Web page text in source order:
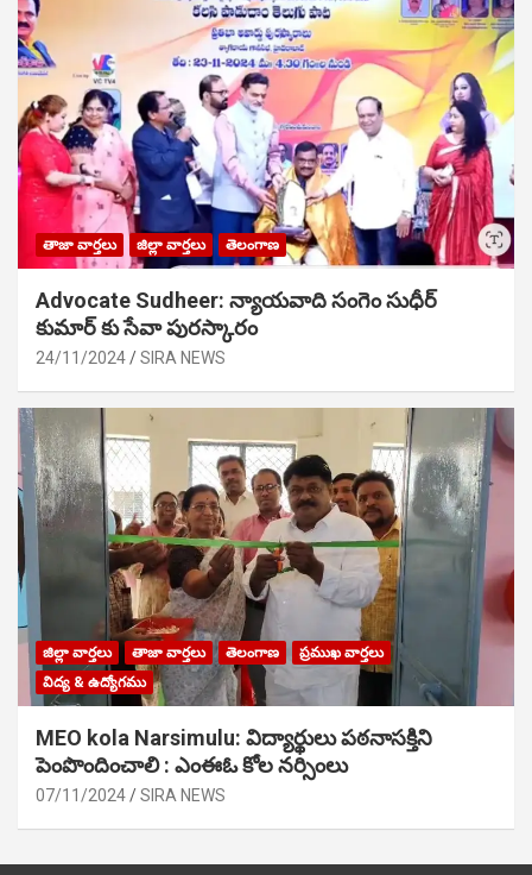
తాజా వార్తలు జిల్లా వార్తలు తెలంగాణ
Advocate Sudheer: న్యాయవాది సంగెం సుధీర్
కుమార్ కు సేవా పురస్కారం
24/11/2024 SIRA NEWS
జిల్లా వార్తలు తాజా వార్తలు తెలంగాణ
ప్రముఖ వార్తలు
విద్య & ఉద్యోగము
MEO kola Narsimulu: విద్యార్థులు పఠ‌నాసక్తిని
పెంపొందించాలి : ఎంఈఓ కోల నర్సింలు
07/11/2024 SIRA NEWS